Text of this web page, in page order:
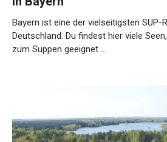
Bayern ist eine der vielseitigsten SUP-
Deutschland. Du findest hier viele
zum Suppen geeignet …